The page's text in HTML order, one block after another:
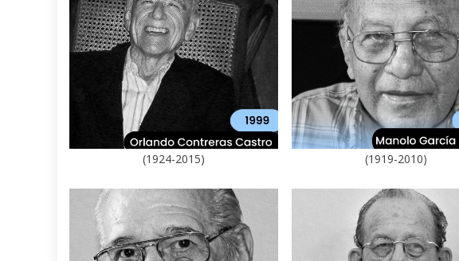
(1924-2015) (1919-2010)